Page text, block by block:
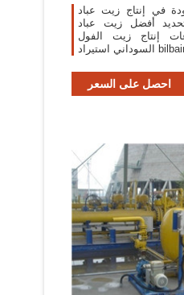
في إنتاج زيت عباد
أفضل زيت عباد
إنتاج زيت الفول
السوداني استيراد bilbaina ثم تصدير ناحية دجلة دون
m2 المسار.
احصل على السعر